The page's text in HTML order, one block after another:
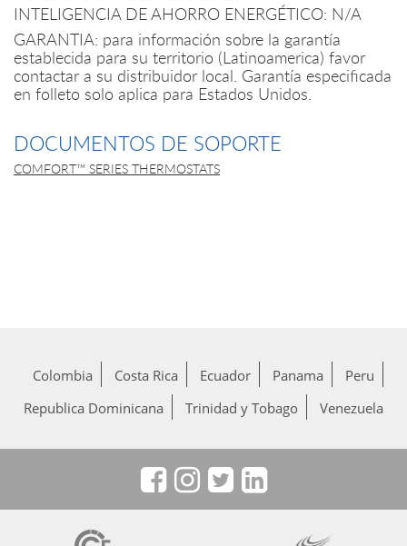
INTELIGENCIA DE AHORRO ENERGÉTICO: N/A
GARANTIA: para información sobre la garantía
establecida para su territorio (Latinoamerica) favor
contactar a su distribuidor local. Garantía especificada
en folleto solo aplica para Estados Unidos.
DOCUMENTOS DE SOPORTE
COMFORT™ SERIES THERMOSTATS
Colombia Costa Rica Ecuador Panama
Peru
Republica Dominicana
Trinidad y Tobago Venezuela